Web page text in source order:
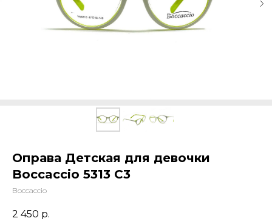
Оправа Детская для девочки
Boccaccio 5313 С3
Boccaccio
2 450 р.